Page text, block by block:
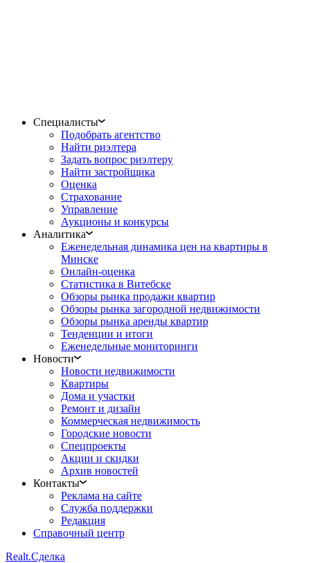
Специалисты
Подобрать агентство
Найти риэлтера
Задать вопрос риэлтеру
Найти застройщика
Оценка
Страхование
Управление
Аукционы и конкурсы
Аналитика
Еженедельная динамика цен на квартиры в
Минске
Онлайн-оценка
Статистика в Витебске
Обзоры рынка продажи квартир
Обзоры рынка загородной недвижимости
Обзоры рынка аренды квартир
Тенденции и итоги
Еженедельные мониторинги
Новости
Новости недвижимости
Квартиры
Дома и участки
Ремонт и дизайн
Коммерческая недвижимость
Городские новости
Спецпроекты
Акции и скидки
Архив новостей
Контакты
Реклама на сайте
Служба поддержки
Редакция
Справочный центр
Realt.Сделка